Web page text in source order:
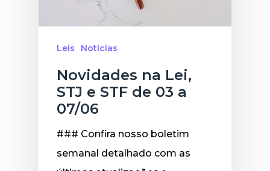
Leis Notícias
Novidades na Lei,
STJ e STF de 03 a
07/06
### Confira nosso boletim
semanal detalhado com as